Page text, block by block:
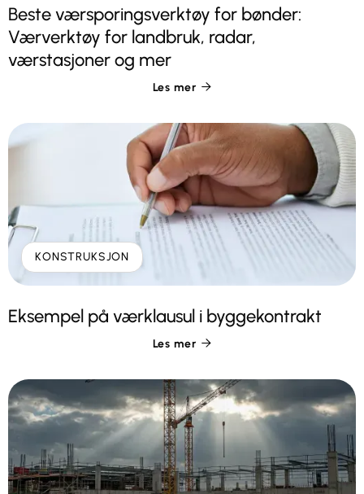
Beste værsporingsverktøy for bønder:
Værverktøy for landbruk, radar,
værstasjoner og mer
Les mer 
KONSTRUKSJON
Eksempel på værklausul i byggekontrakt
Les mer 